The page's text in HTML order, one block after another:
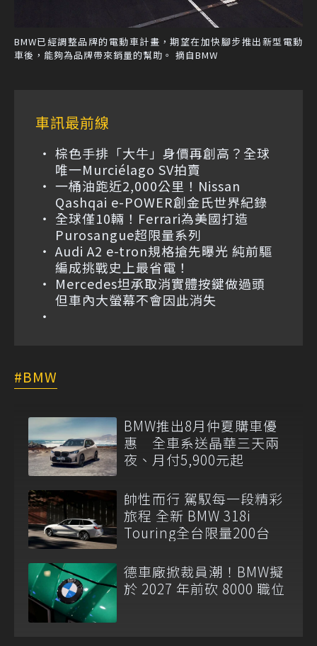
BMW已經調整品牌的電動車計畫，期望在加快腳步推出新型電動
車後，能夠為品牌帶來銷量的幫助。 摘自BMW
車訊最前線
棕色手排「大牛」身價再創高？全球
唯一Murciélago SV拍賣
一桶油跑近2,000公里！Nissan
Qashqai e-POWER創金氏世界紀錄
全球僅10輛！Ferrari為美國打造
Purosangue超限量系列
Audi A2 e-tron規格搶先曝光 純前驅
編成挑戰史上最省電！
Mercedes坦承取消實體按鍵做過頭
但車內大螢幕不會因此消失
BMW
BMW推出8月仲夏購車優
惠 全車系送晶華三天兩
夜、月付5,900元起
帥性而行 駕馭每一段精彩
旅程 全新 BMW 318i
Touring全台限量200台
德車廠掀裁員潮！BMW擬
於 2027 年前砍 8000 職位